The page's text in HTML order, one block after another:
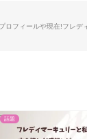
ロフィールや現在!フレデ
話題